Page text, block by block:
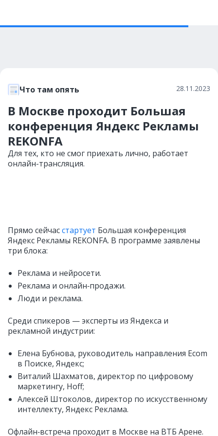
Что там опять 28.11.2023
В Москве проходит Большая
конференция Яндекс Рекламы
REKONFA
Для тех, кто не смог приехать лично, работает
онлайн-трансляция.
Прямо сейчасстартует Большая конференция
Яндекс Рекламы REKONFA. В программе заявлены
три блока:
Реклама и нейросети.
Реклама и онлайн‑продажи.
Люди и реклама.
Среди спикеров — эксперты из Яндекса и
рекламной индустрии:
Елена Бубнова, руководитель направления Ecom
в Поиске, Яндекс;
Виталий Шахматов, директор по цифровому
маркетингу, Hoff;
Алексей Штоколов, директор по искусственному
интеллекту, Яндекс Реклама.
Офлайн‑встреча проходит в Москве на ВТБ Арене.